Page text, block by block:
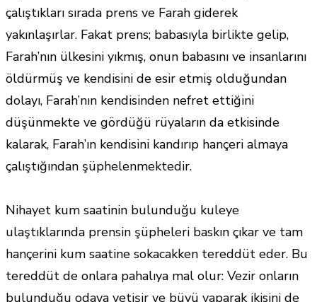
çalıştıkları sırada prens ve Farah giderek
yakınlaşırlar. Fakat prens; babasıyla birlikte gelip,
Farah’nın ülkesini yıkmış, onun babasını ve insanlarını
öldürmüş ve kendisini de esir etmiş olduğundan
dolayı, Farah’nın kendisinden nefret ettiğini
düşünmekte ve gördüğü rüyaların da etkisinde
kalarak, Farah’ın kendisini kandırıp hançeri almaya
çalıştığından şüphelenmektedir.
Nihayet kum saatinin bulunduğu kuleye
ulaştıklarında prensin şüpheleri baskın çıkar ve tam
hançerini kum saatine sokacakken tereddüt eder. Bu
tereddüt de onlara pahalıya mal olur: Vezir onların
bulunduğu odaya yetişir ve büyü yaparak ikisini de